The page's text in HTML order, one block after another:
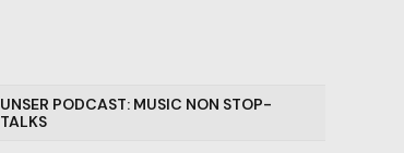
UNSER PODCAST: MUSIC NON STOP-
TALKS